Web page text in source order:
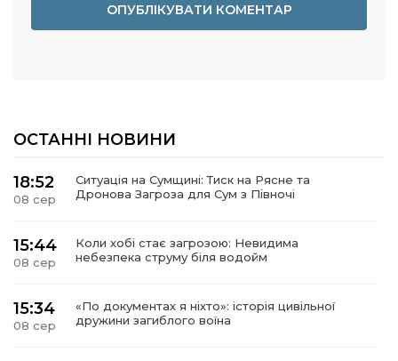
ОСТАННІ НОВИНИ
18:52
08 сер
Ситуація на Сумщині: Тиск на Рясне та
Дронова Загроза для Сум з Півночі
15:44
08 сер
Коли хобі стає загрозою: Невидима
небезпека струму біля водойм
15:34
08 сер
«По документах я ніхто»: історія цивільної
дружини загиблого воїна